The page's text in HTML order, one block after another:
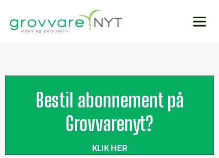
Bestil abonnement på
Grovvarenyt?
KLIK HER